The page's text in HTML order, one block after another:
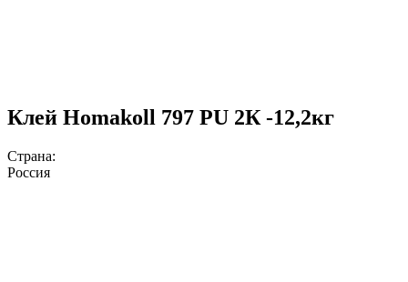
Клей Homakoll 797 PU 2К -12,2кг
Страна:
Россия